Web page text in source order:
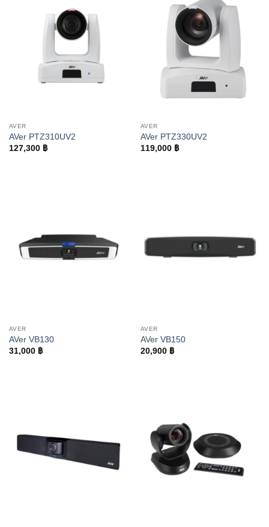
AVER
AVer PTZ310UV2
127,300 ฿
AVER
AVer PTZ330UV2
119,000 ฿
AVER
AVer VB130
31,000 ฿
AVER
AVer VB150
20,900 ฿